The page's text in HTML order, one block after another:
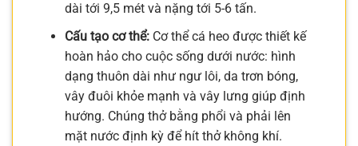
dài tới 9,5 mét và nặng tới 5-6 tấn.
Cấu tạo cơ thể:Cơ thể cá heo được thiết kế
hoàn hảo cho cuộc sống dưới nước: hình
dạng thuôn dài như ngư lôi, da trơn bóng,
vây đuôi khỏe mạnh và vây lưng giúp định
hướng. Chúng thở bằng phổi và phải lên
mặt nước định kỳ để hít thở không khí.